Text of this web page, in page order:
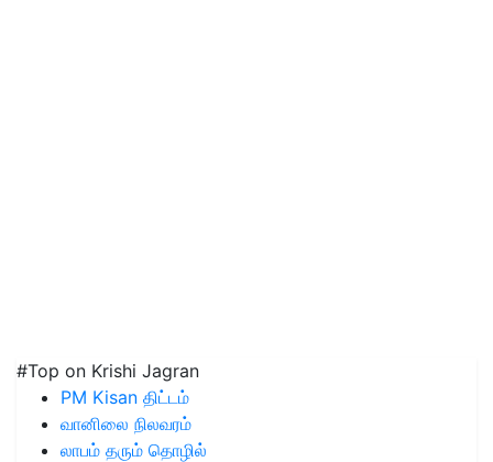
#Top on Krishi Jagran
PM Kisan திட்டம்
வானிலை நிலவரம்
லாபம் தரும் தொழில்